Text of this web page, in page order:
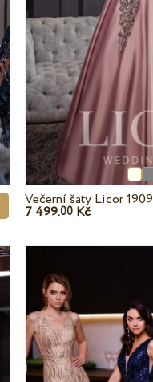
Večerní šaty Licor 1909
7 499.00Kč